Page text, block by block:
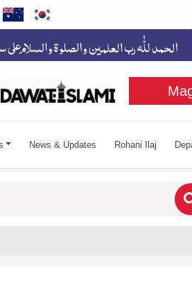
News & Updates Rohani Ilaj